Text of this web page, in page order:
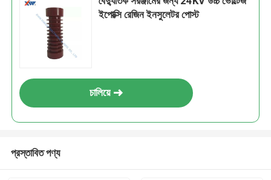
ইপোক্সি রেজিন ইনসুলেটর পোস্ট
চালিয়ে
প্রস্তাবিত পণ্য